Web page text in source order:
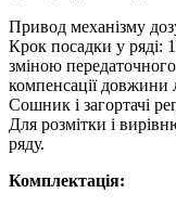
Привод механізму
Крок посадки у ряді:
зміною
компенсації довжини
Сошник і загортачі
Для розмітки і
ряду.
Комплектація: